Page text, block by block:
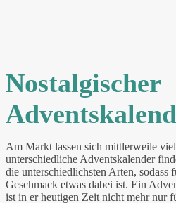
Nostalgischer
Am Markt lassen sich mittlerweile
unterschiedliche Adventskalender
die unterschiedlichsten Arten, sodass
Geschmack etwas dabei ist. Ein
ist in er heutigen Zeit nicht mehr nur